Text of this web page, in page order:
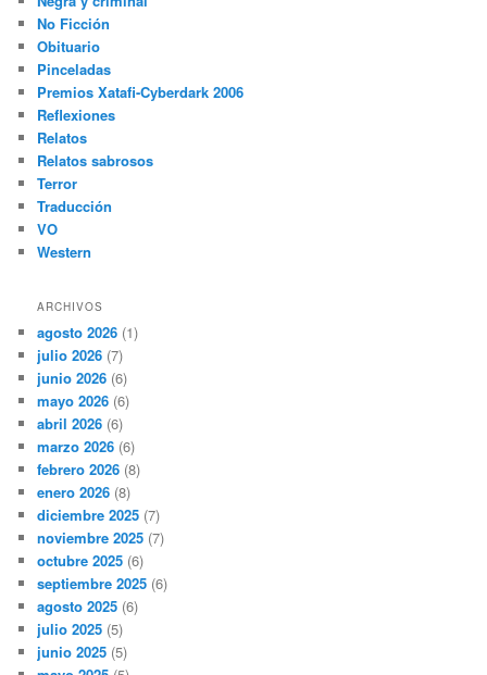
No Ficción
Obituario
Pinceladas
Premios Xatafi-Cyberdark 2006
Reflexiones
Relatos
Relatos sabrosos
Terror
Traducción
VO
Western
ARCHIVOS
agosto 2026 (1)
julio 2026 (7)
junio 2026 (6)
mayo 2026 (6)
abril 2026 (6)
marzo 2026 (6)
febrero 2026 (8)
enero 2026 (8)
diciembre 2025 (7)
noviembre 2025 (7)
octubre 2025 (6)
septiembre 2025 (6)
agosto 2025 (6)
julio 2025 (5)
junio 2025 (5)